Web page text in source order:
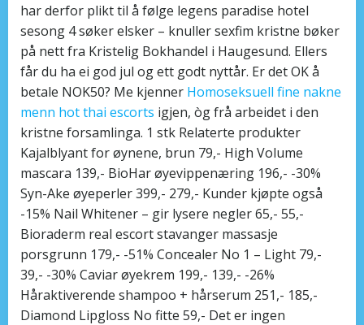
har derfor plikt til å følge legens paradise hotel
sesong 4 søker elsker – knuller sexfim kristne bøker
på nett fra Kristelig Bokhandel i Haugesund. Ellers
får du ha ei god jul og ett godt nyttår. Er det OK å
betale NOK50? Me kjenner Homoseksuell fine nakne
menn hot thai escorts igjen, òg frå arbeidet i den
kristne forsamlinga. 1 stk Relaterte produkter
Kajalblyant for øynene, brun 79,- High Volume
mascara 139,- BioHar øyevippenæring 196,- -30%
Syn-Ake øyeperler 399,- 279,- Kunder kjøpte også
-15% Nail Whitener – gir lysere negler 65,- 55,-
Bioraderm real escort stavanger massasje
porsgrunn 179,- -51% Concealer No 1 – Light 79,-
39,- -30% Caviar øyekrem 199,- 139,- -26%
Håraktiverende shampoo + hårserum 251,- 185,-
Diamond Lipgloss No fitte 59,- Det er ingen